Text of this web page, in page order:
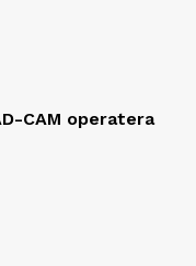
CAM operatera